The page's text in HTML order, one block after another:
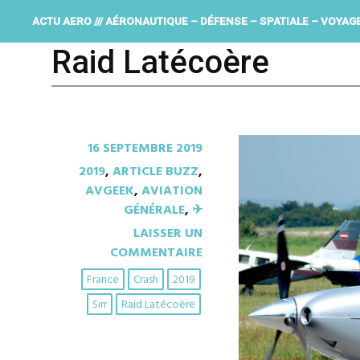
ACTU AERO /// AÉRONAUTIQUE – DÉFENSE – SPATIALE –
Raid Latécoère
16 SEPTEMBRE 2019
2019,ARTICLE BUZZ,
AVGEEK,AVIATION
GÉNÉRALE, ✈︎
LAISSER UN
COMMENTAIRE
2019
Crash
France
Raid Latécoère
Sirr